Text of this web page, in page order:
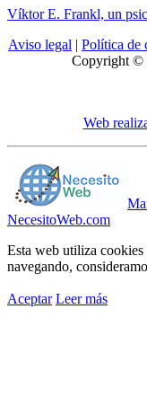
Víktor E. Frankl, un
Aviso legal | Política de
Copyright ©
Web
NecesitoWeb.com
Esta web utiliza
navegando,
Aceptar Leer más